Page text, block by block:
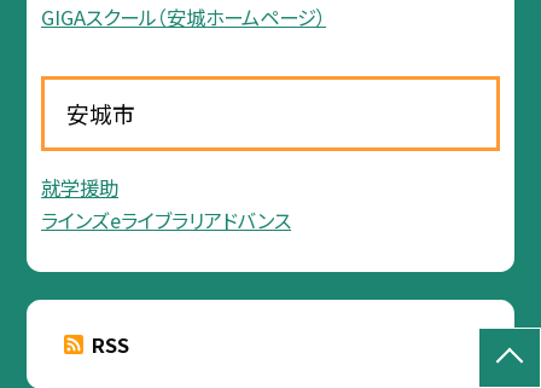
GIGAスクール（安城ホームページ）
安城市
就学援助
ラインズeライブラリアドバンス
RSS